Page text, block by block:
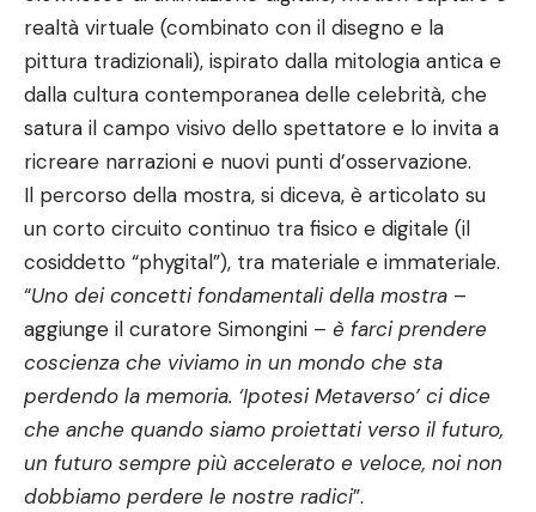
realtà virtuale (combinato con il disegno e la
pittura tradizionali), ispirato dalla mitologia antica e
dalla cultura contemporanea delle celebrità, che
satura il campo visivo dello spettatore e lo invita a
ricreare narrazioni e nuovi punti d’osservazione.
Il percorso della mostra, si diceva, è articolato su
un corto circuito continuo tra fisico e digitale (il
cosiddetto “phygital”), tra materiale e immateriale.
“Uno dei concetti fondamentali della mostra –
aggiunge il curatore Simongini – è farci prendere
coscienza che viviamo in un mondo che sta
perdendo la memoria. ‘Ipotesi Metaverso’ ci dice
che anche quando siamo proiettati verso il futuro,
un futuro sempre più accelerato e veloce, noi non
dobbiamo perdere le nostre radici”.